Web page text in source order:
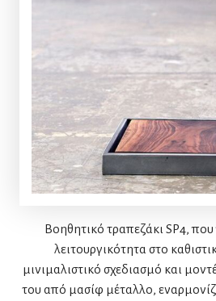
Βοηθητικό τραπεζάκι SP4, που
λειτουργικότητα στο
μινιμαλιστικό σχεδιασμό και
του από μασίφ μέταλλο,